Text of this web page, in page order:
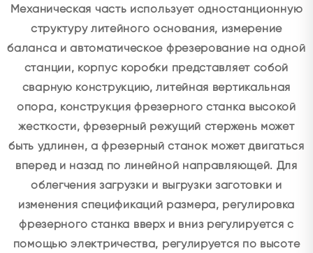
Механическая часть использует одностанционную
структуру литейного основания, измерение
баланса и автоматическое фрезерование на одной
станции, корпус коробки представляет собой
сварную конструкцию, литейная вертикальная
опора, конструкция фрезерного станка высокой
жесткости, фрезерный режущий стержень может
быть удлинен, а фрезерный станок может двигаться
вперед и назад по линейной направляющей. Для
облегчения загрузки и выгрузки заготовки и
изменения спецификаций размера, регулировка
фрезерного станка вверх и вниз регулируется с
помощью электричества, регулируется по высоте